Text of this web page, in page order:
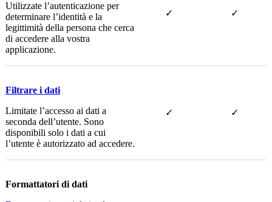
Utilizzate l’autenticazione per
determinare l’identità e la
legittimità della persona che cerca
di accedere alla vostra
applicazione.
✓ ✓
Filtrare i dati
Limitate l’accesso ai dati a
seconda dell’utente. Sono
disponibili solo i dati a cui
l’utente è autorizzato ad accedere.
✓ ✓
Formattatori di dati